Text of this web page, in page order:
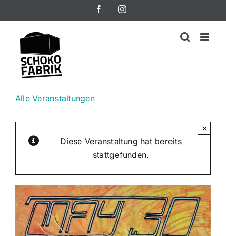
Inhalt
springen
FacebookInstagram
Alle Veranstaltungen
Diese Veranstaltung hat bereits
stattgefunden.
×